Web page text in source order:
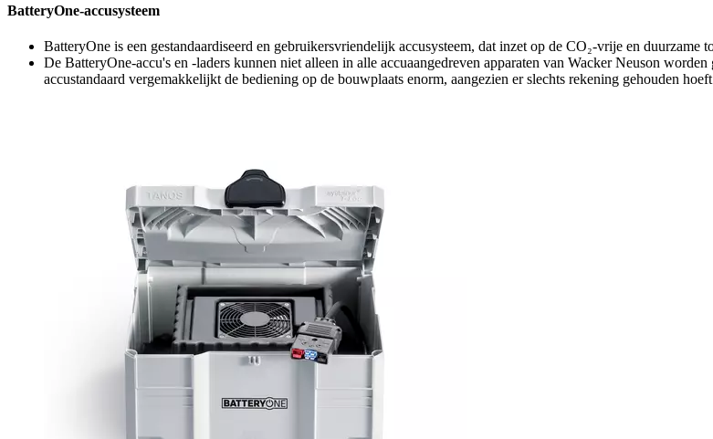
BatteryOne-accusysteem
BatteryOne is een gestandaardiseerd en gebruikersvriendelijk accusysteem, dat inzet op de CO₂-vrije en duurzame
De BatteryOne-accu's en -laders kunnen niet alleen in alle accuaangedreven apparaten van Wacker Neuson
accustandaard vergemakkelijkt de bediening op de bouwplaats enorm, aangezien er slechts rekening gehouden